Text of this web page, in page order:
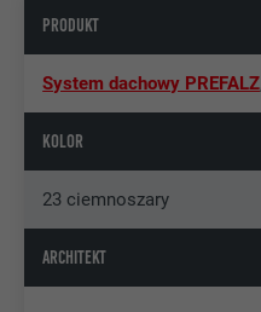
PRODUKT
System dachowy PREFALZ
KOLOR
23 ciemnoszary
ARCHITEKT